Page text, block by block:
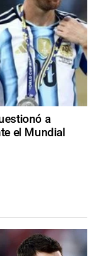
a
el Mundial